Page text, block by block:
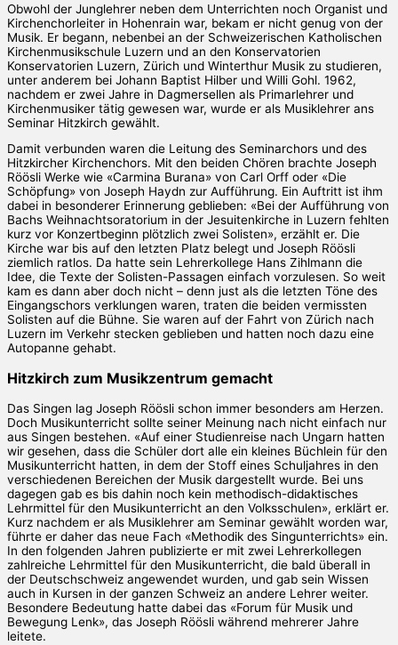
Obwohl der Junglehrer neben dem Unterrichten noch Organist und
Kirchenchorleiter in Hohenrain war, bekam er nicht genug von der
Musik. Er begann, nebenbei an der Schweizerischen Katholischen
Kirchenmusikschule Luzern und an den Konservatorien
Konservatorien Luzern, Zürich und Winterthur Musik zu studieren,
unter anderem bei Johann Baptist Hilber und Willi Gohl. 1962,
nachdem er zwei Jahre in Dagmersellen als Primarlehrer und
Kirchenmusiker tätig gewesen war, wurde er als Musiklehrer ans
Seminar Hitzkirch gewählt.
Damit verbunden waren die Leitung des Seminarchors und des
Hitzkircher Kirchenchors. Mit den beiden Chören brachte Joseph
Röösli Werke wie «Carmina Burana» von Carl Orff oder «Die
Schöpfung» von Joseph Haydn zur Aufführung. Ein Auftritt ist ihm
dabei in besonderer Erinnerung geblieben: «Bei der Aufführung von
Bachs Weihnachtsoratorium in der Jesuitenkirche in Luzern fehlten
kurz vor Konzertbeginn plötzlich zwei Solisten», erzählt er. Die
Kirche war bis auf den letzten Platz belegt und Joseph Röösli
ziemlich ratlos. Da hatte sein Lehrerkollege Hans Zihlmann die
Idee, die Texte der Solisten-Passagen einfach vorzulesen. So weit
kam es dann aber doch nicht – denn just als die letzten Töne des
Eingangschors verklungen waren, traten die beiden vermissten
Solisten auf die Bühne. Sie waren auf der Fahrt von Zürich nach
Luzern im Verkehr stecken geblieben und hatten noch dazu eine
Autopanne gehabt.
Hitzkirch zum Musikzentrum gemacht
Das Singen lag Joseph Röösli schon immer besonders am Herzen.
Doch Musikunterricht sollte seiner Meinung nach nicht einfach nur
aus Singen bestehen. «Auf einer Studienreise nach Ungarn hatten
wir gesehen, dass die Schüler dort alle ein kleines Büchlein für den
Musikunterricht hatten, in dem der Stoff eines Schuljahres in den
verschiedenen Bereichen der Musik dargestellt wurde. Bei uns
dagegen gab es bis dahin noch kein methodisch-didaktisches
Lehrmittel für den Musikunterricht an den Volksschulen», erklärt er.
Kurz nachdem er als Musiklehrer am Seminar gewählt worden war,
führte er daher das neue Fach «Methodik des Singunterrichts» ein.
In den folgenden Jahren publizierte er mit zwei Lehrerkollegen
zahlreiche Lehrmittel für den Musikunterricht, die bald überall in
der Deutschschweiz angewendet wurden, und gab sein Wissen
auch in Kursen in der ganzen Schweiz an andere Lehrer weiter.
Besondere Bedeutung hatte dabei das «Forum für Musik und
Bewegung Lenk», das Joseph Röösli während mehrerer Jahre
leitete.